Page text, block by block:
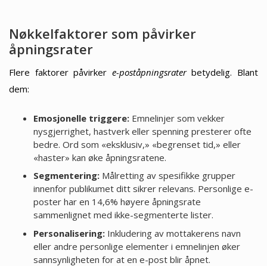
Nøkkelfaktorer som påvirker
åpningsrater
Flere faktorer påvirker e-poståpningsraterbetydelig. Blant
dem:
Emosjonelle triggere:Emnelinjer som vekker
nysgjerrighet, hastverk eller spenning presterer ofte
bedre. Ord som «eksklusiv,» «begrenset tid,» eller
«haster» kan øke åpningsratene.
Segmentering:Målretting av spesifikke grupper
innenfor publikumet ditt sikrer relevans. Personlige e-
poster har en 14,6% høyere åpningsrate
sammenlignet med ikke-segmenterte lister.
Personalisering:Inkludering av mottakerens navn
eller andre personlige elementer i emnelinjen øker
sannsynligheten for at en e-post blir åpnet.